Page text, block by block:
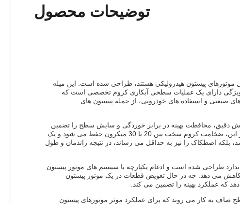
توضیحات محصول
موتورهای پیستون هیدرولیکی هستند، طراحی شده است. این میله
ویژگی دارای یک عملیات سطحی آبکاری کروم تخصصی است که
صنعتی و استفاده های خودرویی، از جمله پیستون های
که بین 10 تا 20 میکرون متغیر است. این ضخامت پوشش دقیق، محافظت بهینه در برابر خوردگی و سایش سطح را تضمین
می کند و به عملکرد قوی میله در شرایط فشار بالا که معمولاً در سیستم های هیدرولیک با آن مواجه می شوند، کمک می کند. علاوه بر این، ضخامت کروم سخت بین 20 تا 30 میکرون حفظ می شود و یک
بلکه اصطکاک را نیز به حداقل می رساند، در نتیجه راندمان و طول
طراحی شده است و ادغام یکپارچه با سیستم های موتور پیستون
کاهش می دهد. چه در حال تعویض قطعات در یک موتور پیستون
که عملکرد بهینه را تضمین می کند.
صاف به کار می روند که برای عملکرد موثر موتورهای پیستون